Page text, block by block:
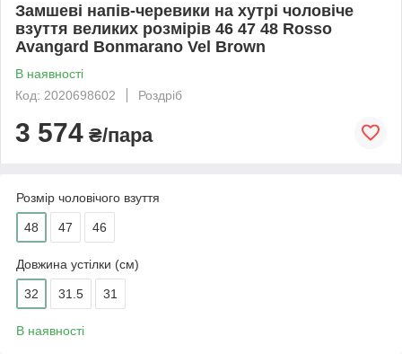
Замшеві напів-черевики на хутрі чоловіче
взуття великих розмірів 46 47 48 Rosso
Avangard Bonmarano Vel Brown
В наявності
Код: 2020698602
Роздріб
3 574 ₴/пара
Розмір чоловічого взуття
48 47 46
Довжина устілки (см)
32 31.5 31
В наявності